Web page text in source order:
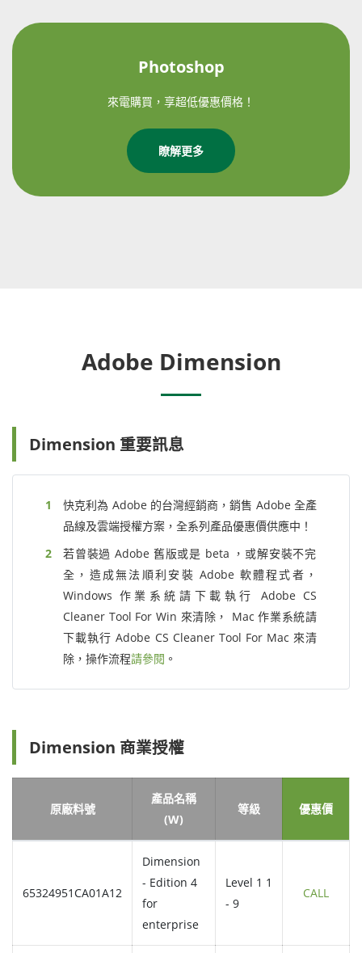
Photoshop
來電購買，享超低優惠價格！
瞭解更多
Adobe Dimension
Dimension 重要訊息
快克利為 Adobe 的台灣經銷商，銷售 Adobe 全產
品線及雲端授權方案，全系列產品優惠價供應中！
若曾裝過 Adobe 舊版或是 beta ，或解安裝不完
全，造成無法順利安裝 Adobe 軟體程式者，
Windows 作業系統請下載執行 Adobe CS
Cleaner Tool For Win 來清除， Mac 作業系統請
下載執行 Adobe CS Cleaner Tool For Mac 來清
除，操作流程請參閱 。
Dimension 商業授權
原廠料號
產品名稱
(W)
等級 優惠價
65324951CA01A12
Dimension
- Edition 4
for
enterprise
Level 1 1
- 9
CALL